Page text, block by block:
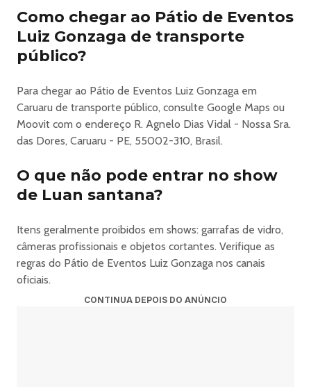
furto ou fenômeno da natureza, não reimprimimos
ingresso.
· Não dobre o ingresso e proteja o código de barra. Guarde
em um local seco e seguro.
podem variar de acordo com a forma de pagamento. Lei:
Lei 13.455/2017
https://www.bilheteriadigital.com/camarote-exclusive-sao-joao-
Como chegar ao Pátio de Eventos
Luiz Gonzaga de transporte
público?
Para chegar ao Pátio de Eventos Luiz Gonzaga em
Caruaru de transporte público, consulte Google Maps ou
Moovit com o endereço R. Agnelo Dias Vidal - Nossa Sra.
das Dores, Caruaru - PE, 55002-310, Brasil.
O que não pode entrar no show
de Luan santana?
Itens geralmente proibidos em shows: garrafas de vidro,
câmeras profissionais e objetos cortantes. Verifique as
regras do Pátio de Eventos Luiz Gonzaga nos canais
oficiais.
CONTINUA DEPOIS DO ANÚNCIO